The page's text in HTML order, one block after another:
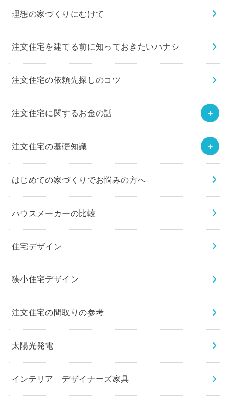
理想の家づくりにむけて
注文住宅を建てる前に知っておきたいハナシ
注文住宅の依頼先探しのコツ
注文住宅に関するお金の話
注文住宅の基礎知識
はじめての家づくりでお悩みの方へ
ハウスメーカーの比較
住宅デザイン
狭小住宅デザイン
注文住宅の間取りの参考
太陽光発電
インテリア デザイナーズ家具